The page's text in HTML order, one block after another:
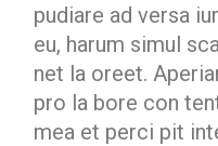
pudiare ad versa
eu, harum simul
net la oreet.
pro la bore con
mea et perci pit